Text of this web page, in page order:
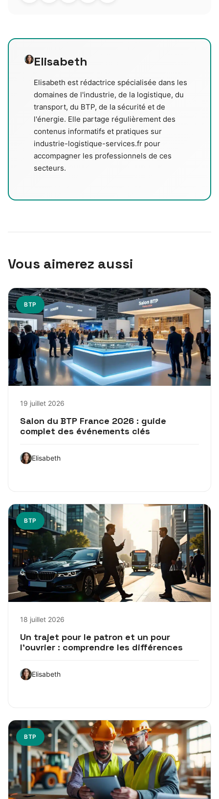
Elisabeth
Elisabeth est rédactrice spécialisée dans les
domaines de l'industrie, de la logistique, du
transport, du BTP, de la sécurité et de
l'énergie. Elle partage régulièrement des
contenus informatifs et pratiques sur
industrie-logistique-services.fr pour
accompagner les professionnels de ces
secteurs.
Vous aimerez aussi
BTP
19 juillet 2026
Salon du BTP France 2026 : guide
complet des événements clés
Elisabeth
BTP
18 juillet 2026
Un trajet pour le patron et un pour
l’ouvrier : comprendre les différences
Elisabeth
BTP